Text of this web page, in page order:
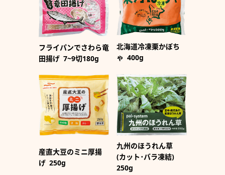
フライパンでさわら竜
田揚げ 7~9切180g
北海道冷凍栗かぼち
ゃ 400g
産直大豆のミニ厚揚
げ 250g
九州のほうれん草
(カット･バラ凍結)
250g